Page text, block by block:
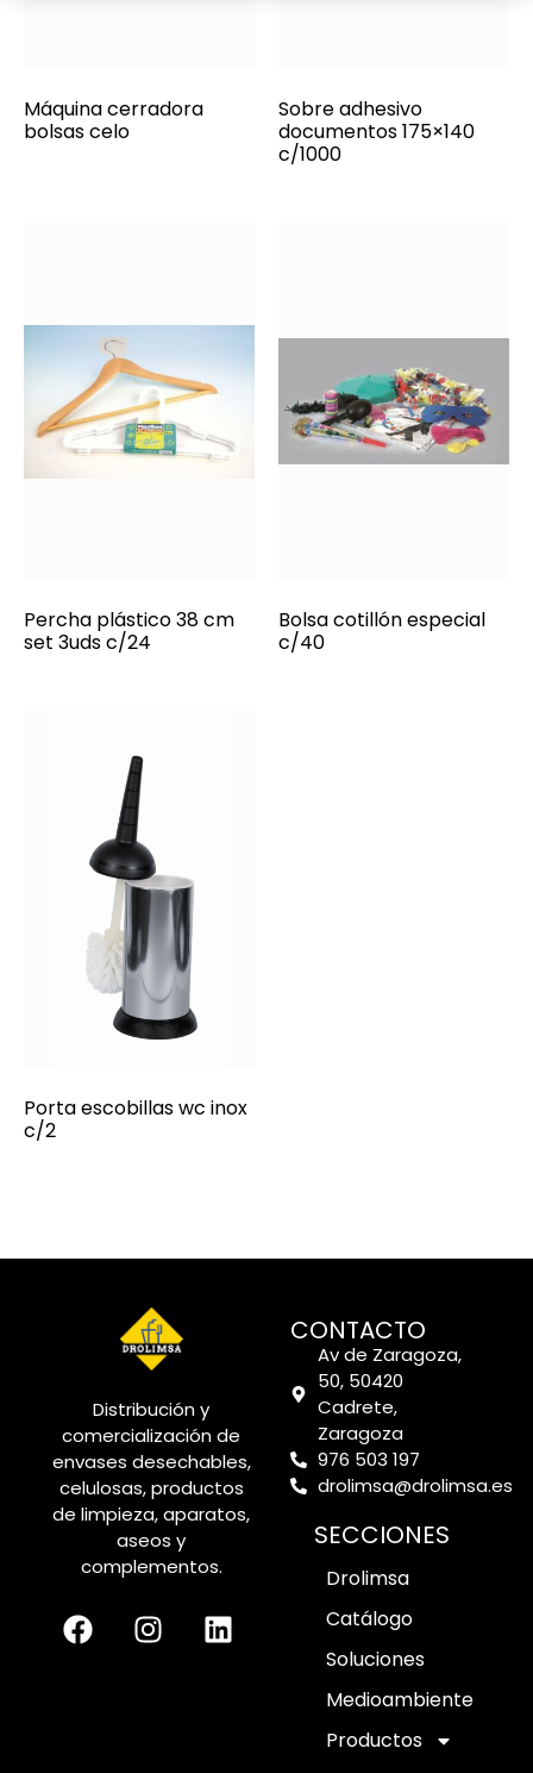
Máquina cerradora
bolsas celo
Sobre adhesivo
documentos 175×140
c/1000
Percha plástico 38 cm
set 3uds c/24
Bolsa cotillón especial
c/40
Porta escobillas wc inox
c/2
Distribución y
comercialización de
envases desechables,
celulosas, productos
de limpieza, aparatos,
aseos y
complementos.
CONTACTO
Av de Zaragoza,
50, 50420
Cadrete,
Zaragoza
976 503 197
drolimsa@drolimsa.es
SECCIONES
Drolimsa
Catálogo
Soluciones
Medioambiente
Productos